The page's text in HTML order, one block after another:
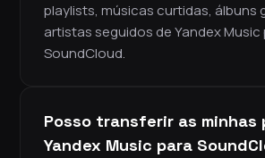
playlists, músicas curtidas, álbuns
artistas seguidos de Yandex Music
SoundCloud.
Posso transferir as
Yandex Music para